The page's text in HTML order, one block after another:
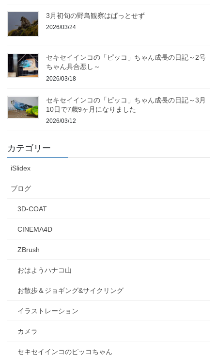
3月初旬の野鳥観察はぱっとせず
2026/03/24
セキセイインコの「ピッコ」ちゃん成長の日記～2号
ちゃん具合悪し～
2026/03/18
セキセイインコの「ピッコ」ちゃん成長の日記～3月
10日で7歳9ヶ月になりました
2026/03/12
カテゴリー
iSlidex
ブログ
3D-COAT
CINEMA4D
ZBrush
おはようハナコ山
お散歩＆ジョギング&サイクリング
イラストレーション
カメラ
セキセイインコのピッコちゃん